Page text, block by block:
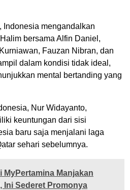
Indonesia mengandalkan
bersama Alfin Daniel,
Fauzan Nibran, dan
dalam kondisi tidak ideal,
mental bertanding yang
Nur Widayanto,
keuntungan dari sisi
baru saja menjalani laga
sehari sebelumnya.
MyPertamina Manjakan
Ini Sederet Promonya